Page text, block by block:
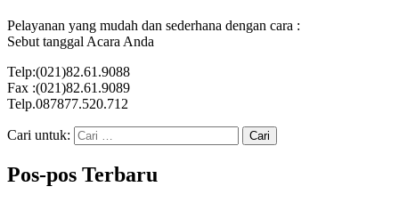
Pelayanan yang mudah dan sederhana dengan cara :
Sebut tanggal Acara Anda
Telp:(021)82.61.9088
Fax :(021)82.61.9089
Telp.087877.520.712
Cari untuk:
Pos-pos Terbaru